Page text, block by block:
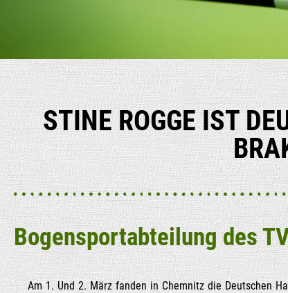
STI­NE ROG­GE IST
Bogen­sport­ab­tei­lung des
Am 1. Und 2. März fan­den in Chem­nitz die Deut­schen